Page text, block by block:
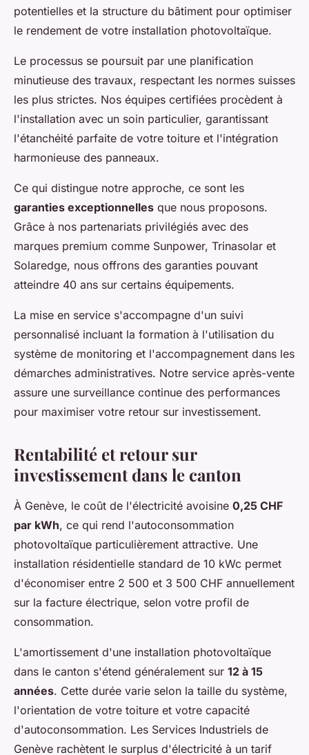
potentielles et la structure du bâtiment pour optimiser
le rendement de votre installation photovoltaïque.
Le processus se poursuit par une planification
minutieuse des travaux, respectant les normes suisses
les plus strictes. Nos équipes certifiées procèdent à
l'installation avec un soin particulier, garantissant
l'étanchéité parfaite de votre toiture et l'intégration
harmonieuse des panneaux.
Ce qui distingue notre approche, ce sont les
garanties exceptionnelles que nous proposons.
Grâce à nos partenariats privilégiés avec des
marques premium comme Sunpower, Trinasolar et
Solaredge, nous offrons des garanties pouvant
atteindre 40 ans sur certains équipements.
La mise en service s'accompagne d'un suivi
personnalisé incluant la formation à l'utilisation du
système de monitoring et l'accompagnement dans les
démarches administratives. Notre service après-vente
assure une surveillance continue des performances
pour maximiser votre retour sur investissement.
Rentabilité et retour sur
investissement dans le canton
À Genève, le coût de l'électricité avoisine 0,25 CHF
par kWh, ce qui rend l'autoconsommation
photovoltaïque particulièrement attractive. Une
installation résidentielle standard de 10 kWc permet
d'économiser entre 2 500 et 3 500 CHF annuellement
sur la facture électrique, selon votre profil de
consommation.
L'amortissement d'une installation photovoltaïque
dans le canton s'étend généralement sur 12 à 15
années. Cette durée varie selon la taille du système,
l'orientation de votre toiture et votre capacité
d'autoconsommation. Les Services Industriels de
Genève rachètent le surplus d'électricité à un tarif